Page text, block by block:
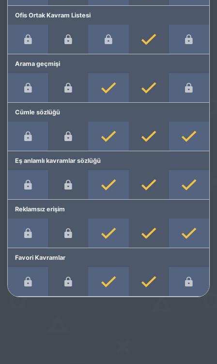
Ofis Ortak Kavram Listesi
Arama geçmişi
Cümle sözlüğü
Eş anlamlı kavramlar sözlüğü
Reklamsız erişim
Favori Kavramlar